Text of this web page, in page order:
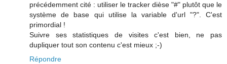
précédemment cité : utiliser le tracker dièse "#" plutôt que le
système de base qui utilise la variable d'url "?". C'est
primordial !
Suivre ses statistiques de visites c'est bien, ne pas
dupliquer tout son contenu c'est mieux ;-)
Répondre